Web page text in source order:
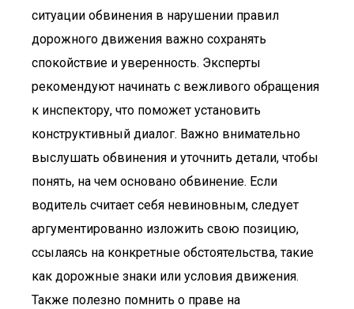
ситуации обвинения в нарушении правил
дорожного движения важно сохранять
спокойствие и уверенность. Эксперты
рекомендуют начинать с вежливого обращения
к инспектору, что поможет установить
конструктивный диалог. Важно внимательно
выслушать обвинения и уточнить детали, чтобы
понять, на чем основано обвинение. Если
водитель считает себя невиновным, следует
аргументированно изложить свою позицию,
ссылаясь на конкретные обстоятельства, такие
как дорожные знаки или условия движения.
Также полезно помнить о праве на